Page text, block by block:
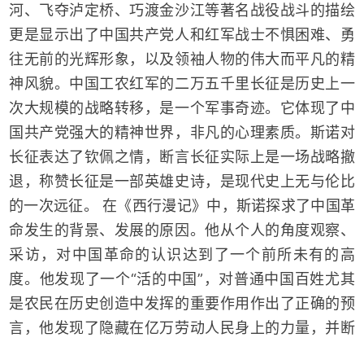
河、飞夺泸定桥、巧渡金沙江等著名战役战斗的描绘
更是显示出了中国共产党人和红军战士不惧困难、勇
往无前的光辉形象，以及领袖人物的伟大而平凡的精
神风貌。中国工农红军的二万五千里长征是历史上一
次大规模的战略转移，是一个军事奇迹。它体现了中
国共产党强大的精神世界，非凡的心理素质。斯诺对
长征表达了钦佩之情，断言长征实际上是一场战略撤
退，称赞长征是一部英雄史诗，是现代史上无与伦比
的一次远征。 在《西行漫记》中，斯诺探求了中国革
命发生的背景、发展的原因。他从个人的角度观察、
采访，对中国革命的认识达到了一个前所未有的高
度。他发现了一个“活的中国”，对普通中国百姓尤其
是农民在历史创造中发挥的重要作用作出了正确的预
言，他发现了隐藏在亿万劳动人民身上的力量，并断